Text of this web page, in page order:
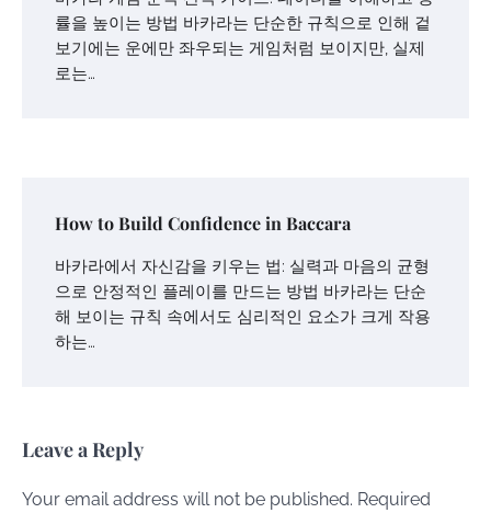
률을 높이는 방법 바카라는 단순한 규칙으로 인해 겉
보기에는 운에만 좌우되는 게임처럼 보이지만, 실제
로는…
How to Build Confidence in Baccara
바카라에서 자신감을 키우는 법: 실력과 마음의 균형
으로 안정적인 플레이를 만드는 방법 바카라는 단순
해 보이는 규칙 속에서도 심리적인 요소가 크게 작용
하는…
Leave a Reply
Your email address will not be published. Required